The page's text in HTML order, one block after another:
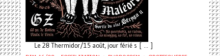
Le 28 Thermidor/15 août, jour férié s [ ... ]